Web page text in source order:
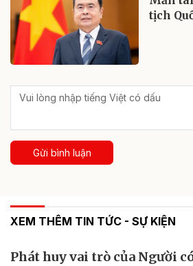
tịch
Gửi bình luận
XEM THÊM TIN TỨC - SỰ KIỆN
Phát huy vai trò của Người